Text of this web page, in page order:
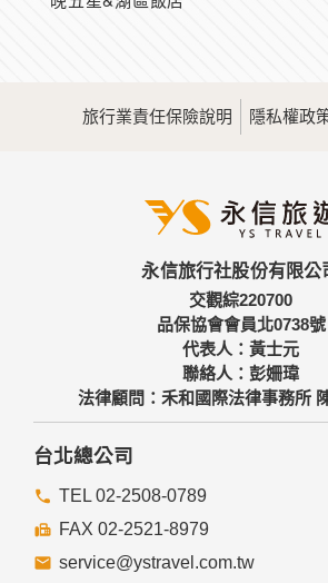
旅行業責任保險說明 隱私權政
永信旅行社股份有限公
交觀綜220700
品保協會會員北0738號
代表人：黃士元
聯絡人：彭姍瑋
法律顧問：禾和國際法律事務所
台北總公司
TEL 02-2508-0789
FAX 02-2521-8979
service@ystravel.com.tw